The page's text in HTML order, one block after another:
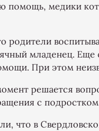
помощь, медики
родители
младенец. Еще
При этом
решается
с
что в